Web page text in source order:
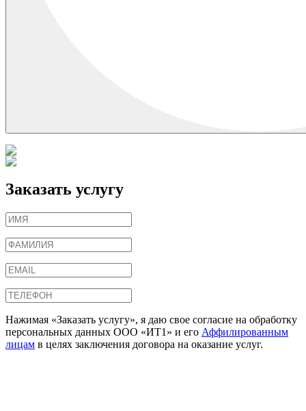
Заказать услугу
Нажимая «Заказать услугу», я даю свое согласие на обработку
персональных данных ООО «ИТ1» и его Аффилированным
лицам в целях заключения договора на оказание услуг.